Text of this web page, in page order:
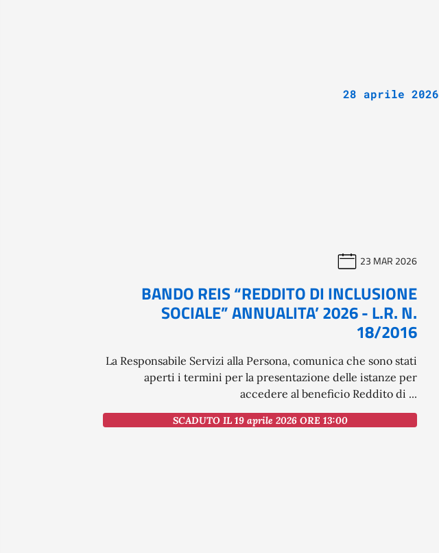
28 aprile 2026
23 MAR 2026
BANDO REIS “REDDITO DI INCLUSIONE
SOCIALE” ANNUALITA’ 2026 - L.R. N.
18/2016
La Responsabile Servizi alla Persona, comunica che sono stati
aperti i termini per la presentazione delle istanze per
accedere al beneficio Reddito di ...
SCADUTO IL 19 aprile 2026 ORE 13:00